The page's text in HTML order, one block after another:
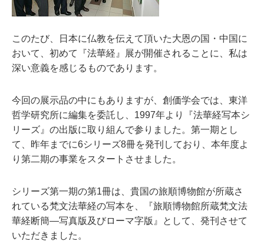
このたび、日本に仏教を伝えて頂いた大恩の国・中国に
おいて、初めて『法華経』展が開催されることに、私は
深い意義を感じるものであります。
今回の展示品の中にもありますが、創価学会では、東洋
哲学研究所に編集を委託し、1997年より『法華経写本シ
リーズ』の出版に取り組んで参りました。第一期とし
て、昨年までに6シリーズ8冊を発刊しており、本年度よ
り第二期の事業をスタートさせました。
シリーズ第一期の第1冊は、貴国の旅順博物館が所蔵さ
れている梵文法華経の写本を、『旅順博物館所蔵梵文法
華経断簡―写真版及びローマ字版』として、発刊させて
いただきました。